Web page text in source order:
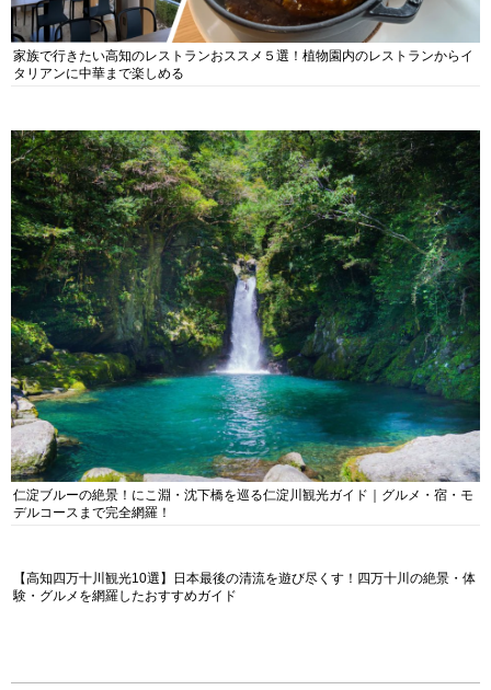
家族で行きたい高知のレストランおススメ５選！植物園内のレストランからイ
タリアンに中華まで楽しめる
仁淀ブルーの絶景！にこ淵・沈下橋を巡る仁淀川観光ガイド｜グルメ・宿・モ
デルコースまで完全網羅！
【高知四万十川観光10選】日本最後の清流を遊び尽くす！四万十川の絶景・体
験・グルメを網羅したおすすめガイド